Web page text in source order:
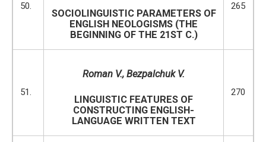
50.
SOCIOLINGUISTIC PARAMETERS OF
ENGLISH NEOLOGISMS (THE
BEGINNING OF THE 21ST C.)
265
51.
Roman V., Bezpalchuk V.
LINGUISTIC FEATURES OF
CONSTRUCTING ENGLISH-
LANGUAGE WRITTEN TEXT
270